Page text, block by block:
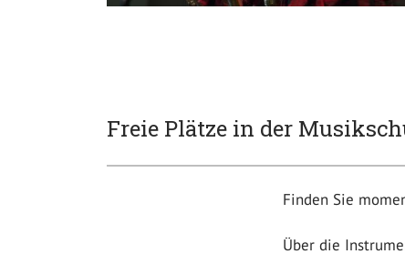
Freie Plätze in der
Finden Sie
Über die